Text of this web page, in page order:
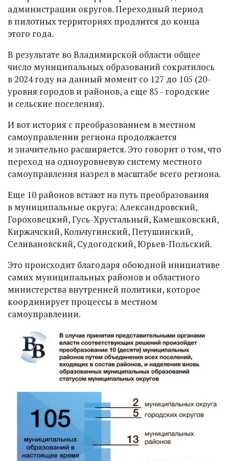
администрации округов. Переходный период
в пилотных территориях продлится до конца
этого года.
В результате во Владимирской области общее
число муниципальных образований сократилось
в 2024 году на данный момент со 127 до 105 (20-
уровня городов и районов, а еще 85 - городские
и сельские поселения).
И вот история с преобразованием в местном
самоуправлении региона продолжается
и значительно расширяется. Это говорит о том, что
переход на одноуровневую систему местного
самоуправления назрел в масштабе всего региона.
Еще 10 районов встают на путь преобразования
в муниципальные округа: Александровский,
Гороховецкий, Гусь-Хрустальный, Камешковский,
Киржачский, Кольчугинский, Петушинский,
Селивановский, Судогодский, Юрьев-Польский.
Это происходит благодаря обоюдной инициативе
самих муниципальных районов и областного
министерства внутренней политики, которое
координирует процессы в местном
самоуправлении.